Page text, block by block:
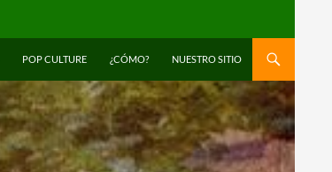
POP CULTURE ¿CÓMO? NUESTRO SITIO